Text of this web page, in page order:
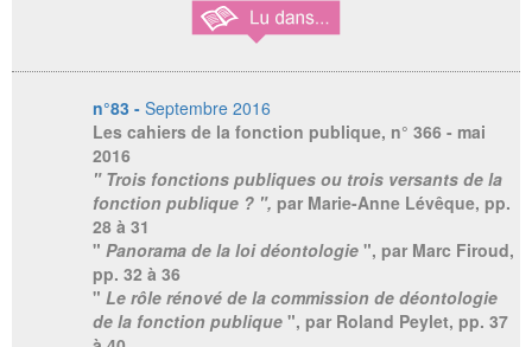
n°83 - Septembre 2016
Les cahiers de la fonction publique, n° 366 - mai
2016
" Trois fonctions publiques ou trois versants de la
fonction publique ? ", par Marie-Anne Lévêque, pp.
28 à 31
" Panorama de la loi déontologie ", par Marc Firoud,
pp. 32 à 36
" Le rôle rénové de la commission de déontologie
de la fonction publique ", par Roland Peylet, pp. 37